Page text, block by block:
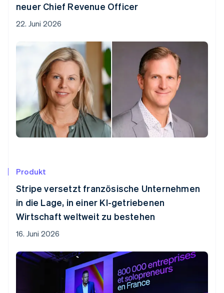
neuer Chief Revenue Officer
22. Juni 2026
Produkt
Stripe versetzt französische Unternehmen
in die Lage, in einer KI-getriebenen
Wirtschaft weltweit zu bestehen
16. Juni 2026